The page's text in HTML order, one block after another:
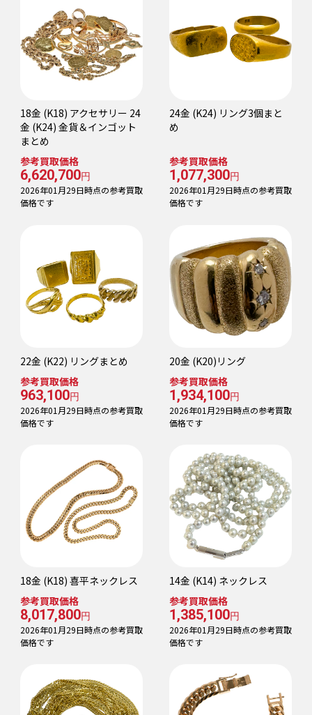
18金 (K18) アクセサリー 24
金 (K24) 金貨＆インゴット
まとめ
参考買取価格
6,620,700円
2026年01月29日時点の参考買取
価格です
24金 (K24) リング3個まと
め
参考買取価格
1,077,300円
2026年01月29日時点の参考買取
価格です
22金 (K22) リングまとめ
参考買取価格
963,100円
2026年01月29日時点の参考買取
価格です
20金 (K20)リング
参考買取価格
1,934,100円
2026年01月29日時点の参考買取
価格です
18金 (K18) 喜平ネックレス
参考買取価格
8,017,800円
2026年01月29日時点の参考買取
価格です
14金 (K14) ネックレス
参考買取価格
1,385,100円
2026年01月29日時点の参考買取
価格です